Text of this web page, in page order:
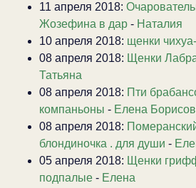
11 апреля 2018:
Жозефина в дар - Наталия
10 апреля 2018: щенки
08 апреля 2018: Щенки
Татьяна
08 апреля 2018: Пти
компаньоны - Елена
08 апреля 2018:
блондиночка . для души -
05 апреля 2018: Щенки
подпалые - Елена